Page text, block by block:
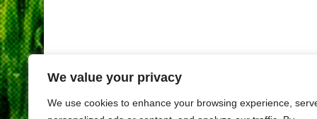
We value your privacy
We use cookies to enhance your browsing experience,